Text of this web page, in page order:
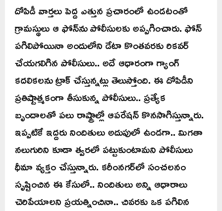
దోపిడీ వార్తలు పెద్ద ఎత్తున ప్రచారంలో ఉండటంతో
గ్రామస్థులు ఆ ఫోన్‌ను పోలీసులకు అప్పగించారు. ఫోన్
పగిలిపోయినా అందులోని డేటా కొంతవరకు రికవర్
చేయగలిగిన పోలీసులు.. అదే ఆధారంగా గ్యాంగ్
కదలికలను ట్రాక్ చేస్తున్నట్లు తెలుస్తోంది. ఈ దోపిడీని
ప్రతిష్టాత్మకంగా తీసుకున్న పోలీసులు.. ప్రత్యేక
బృందాలతో పలు రాష్ట్రాల్లో ఆపరేషన్ కొనసాగిస్తున్నారు.
ఇప్పటికే ఇద్దరు నిందితులు అదుపులో ఉండగా.. మిగతా
నలుగురిని కూడా త్వరలో పట్టుకుంటామని పోలీసులు
ధీమా వ్యక్తం చేస్తున్నారు. కరీంనగర్‌లో సంచలనం
సృష్టించిన ఈ కేసులో.. నిందితులు అన్ని ఆధారాలు
చెరిపేయాలని ప్రయత్నించినా.. చివరకు ఒక పగిలిన